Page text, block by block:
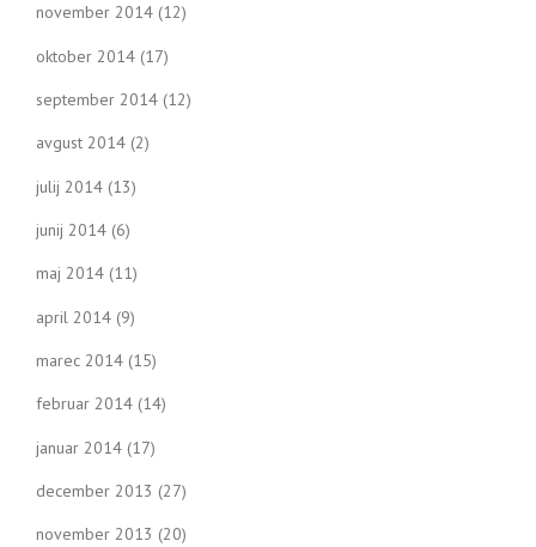
november 2014 (12)
oktober 2014 (17)
september 2014 (12)
avgust 2014 (2)
julij 2014 (13)
junij 2014 (6)
maj 2014 (11)
april 2014 (9)
marec 2014 (15)
februar 2014 (14)
januar 2014 (17)
december 2013 (27)
november 2013 (20)